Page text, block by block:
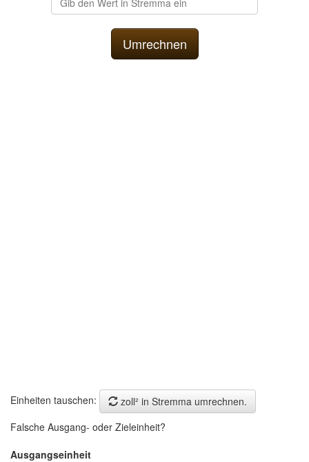
Einheiten tauschen:
zoll² in Stremma umrechnen.
Falsche Ausgang- oder Zieleinheit?
Ausgangseinheit